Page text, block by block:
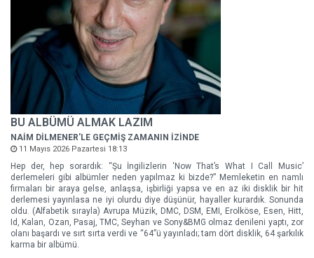
BU ALBÜMÜ ALMAK LAZIM
NAİM DİLMENER'LE GEÇMİŞ ZAMANIN İZİNDE
11 Mayıs 2026 Pazartesi 18:13
Hep der, hep sorardık: “Şu İngilizlerin ‘Now That’s What I Call Music’
derlemeleri gibi albümler neden yapılmaz ki bizde?” Memleketin en namlı
firmaları bir araya gelse, anlaşsa, işbirliği yapsa ve en az iki disklik bir hit
derlemesi yayınlasa ne iyi olurdu diye düşünür, hayaller kurardık. Sonunda
oldu. (Alfabetik sırayla) Avrupa Müzik, DMC, DSM, EMI, Erolköse, Esen, Hitt,
Id, Kalan, Ozan, Pasaj, TMC, Seyhan ve Sony&BMG olmaz denileni yaptı, zor
olanı başardı ve sırt sırta verdi ve “64”ü yayınladı; tam dört disklik, 64 şarkılık
karma bir albümü.